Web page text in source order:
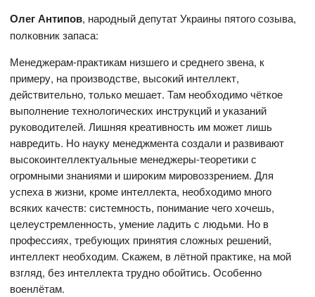
Олег Антипов, народный депутат Украины пятого созыва,
полковник запаса:
Менеджерам-практикам низшего и среднего звена, к
примеру, на производстве, высокий интеллект,
действительно, только мешает. Там необходимо чёткое
выполнение технологических инструкций и указаний
руководителей. Лишняя креативность им может лишь
навредить. Но науку менеджмента создали и развивают
высокоинтеллектуальные менеджеры-теоретики с
огромными знаниями и широким мировоззрением. Для
успеха в жизни, кроме интеллекта, необходимо много
всяких качеств: системность, понимание чего хочешь,
целеустремленность, умение ладить с людьми. Но в
профессиях, требующих принятия сложных решений,
интеллект необходим. Скажем, в лётной практике, на мой
взгляд, без интеллекта трудно обойтись. Особенно
военлётам.